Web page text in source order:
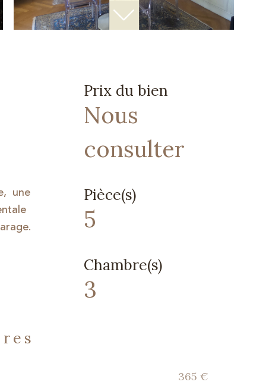
une
Prix du bien
Nous
consulter
Pièce(s)
5
Chambre(s)
3
365 €